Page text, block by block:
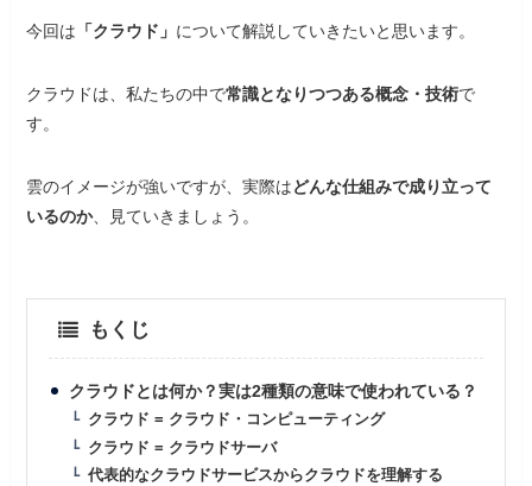
今回は 「クラウド」 について解説していきたいと思います。
クラウドは、私たちの中で常識となりつつある概念・技術で
す。
雲のイメージが強いですが、実際はどんな仕組みで成り立って
いるのか、見ていきましょう。
もくじ
クラウドとは何か？実は2種類の意味で使われている？
クラウド = クラウド・コンピューティング
クラウド = クラウドサーバ
代表的なクラウドサービスからクラウドを理解する